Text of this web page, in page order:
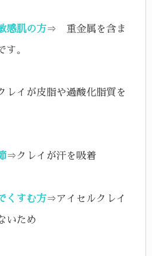
感肌の方⇒ 重金属を含ま
す。
イが皮脂や過酸化脂質を
⇒クレイが汗を吸着
くすむ方⇒アイセルクレイ
いため